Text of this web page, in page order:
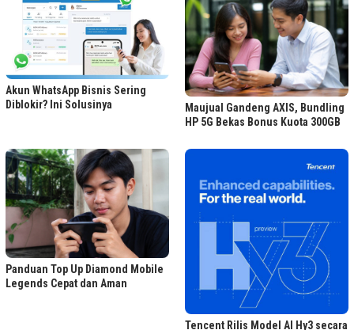
Akun WhatsApp Bisnis Sering
Diblokir? Ini Solusinya
Maujual Gandeng AXIS, Bundling
HP 5G Bekas Bonus Kuota 300GB
Panduan Top Up Diamond Mobile
Legends Cepat dan Aman
Tencent Rilis Model AI Hy3 secara